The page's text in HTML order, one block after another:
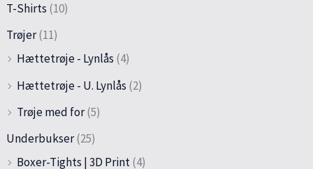
T-Shirts (10)
Trøjer(11)
Hættetrøje - Lynlås (4)
Hættetrøje - U. Lynlås (2)
Trøje med for(5)
Underbukser(25)
Boxer-Tights | 3D Print(4)